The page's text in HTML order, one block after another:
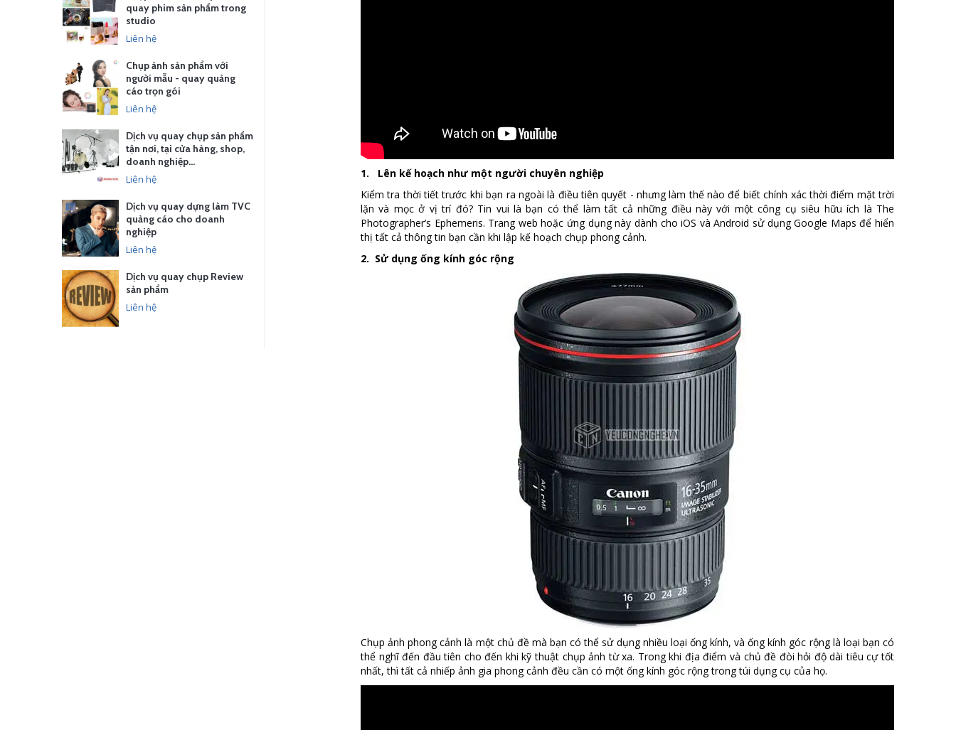
1. Lên kế hoạch như một người chuyên nghiệp
Kiểm tra thời tiết trước khi bạn ra ngoài là điều tiên quyết - nhưng làm thế nào để biết chính xác thời điểm mặt trời
lặn và mọc ở vị trí đó? Tin vui là bạn có thể làm tất cả những điều này với một công cụ siêu hữu ích là The
Photographer’s Ephemeris. Trang web hoặc ứng dụng này dành cho iOS và Android sử dụng Google Maps để hiển
thị tất cả thông tin bạn cần khi lập kế hoạch chụp phong cảnh.
2. Sử dụng ống kính góc rộng
Chụp ảnh phong cảnh là một chủ đề mà bạn có thể sử dụng nhiều loại ống kính, và ống kính góc rộng là loại bạn có
thể nghĩ đến đầu tiên cho đến khi kỹ thuật chụp ảnh từ xa. Trong khi địa điểm và chủ đề đòi hỏi độ dài tiêu cự tốt
nhất, thì tất cả nhiếp ảnh gia phong cảnh đều cần có một ống kính góc rộng trong túi dụng cụ của họ.
quay phim sản phẩm trong
studio
Liên hệ
Chụp ảnh sản phẩm với
người mẫu - quay quảng
cáo trọn gói
Liên hệ
Dịch vụ quay chụp sản phẩm
tận nơi, tại cửa hàng, shop,
doanh nghiệp…
Liên hệ
Dịch vụ quay dựng làm TVC
quảng cáo cho doanh
nghiệp
Liên hệ
Dịch vụ quay chụp Review
sản phẩm
Liên hệ